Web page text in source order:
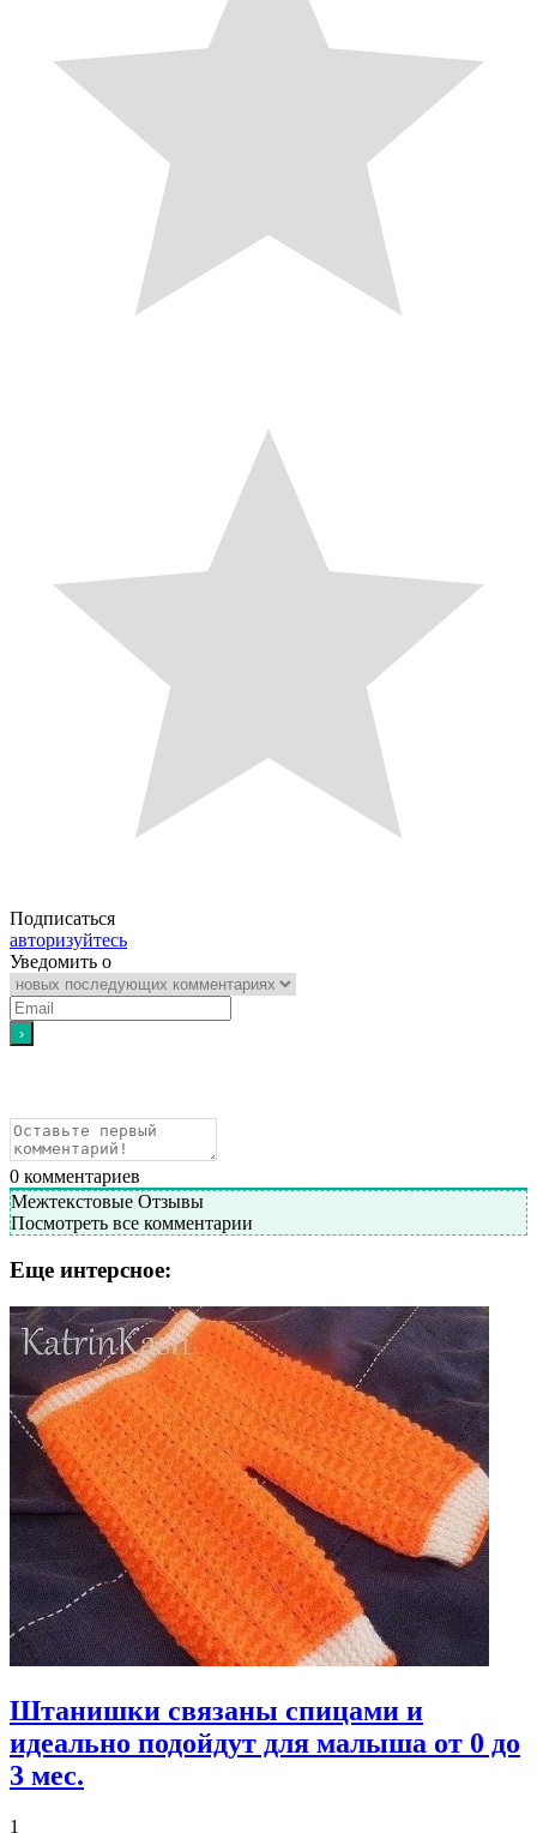
Подписаться
авторизуйтесь
Уведомить о
0 комментариев
Межтекстовые Отзывы
Посмотреть все комментарии
Еще интерсное:
Штанишки связаны спицами и
идеально подойдут для малыша от 0 до
3 мес.
1